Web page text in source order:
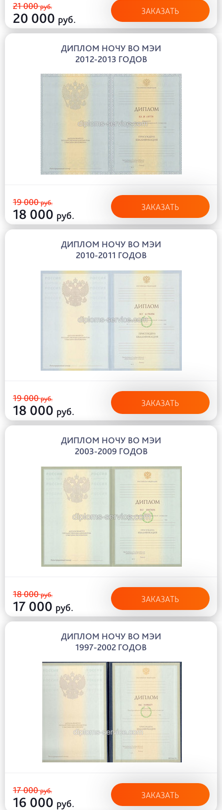
21 000руб.
20 000 руб.
ЗАКАЗАТЬ
ДИПЛОМ НОЧУ ВО МЭИ
2012-2013 ГОДОВ
19 000руб.
18 000 руб.
ЗАКАЗАТЬ
ДИПЛОМ НОЧУ ВО МЭИ
2010-2011 ГОДОВ
19 000руб.
18 000 руб.
ЗАКАЗАТЬ
ДИПЛОМ НОЧУ ВО МЭИ
2003-2009 ГОДОВ
18 000руб.
17 000 руб.
ЗАКАЗАТЬ
ДИПЛОМ НОЧУ ВО МЭИ
1997-2002 ГОДОВ
17 000руб.
16 000 руб.
ЗАКАЗАТЬ